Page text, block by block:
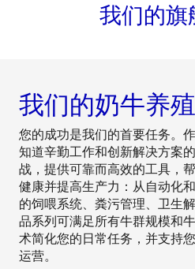
我们的旗
我们的奶牛养
您的成功是我们的首要任务。
知道辛勤工作和创新解决方案
战，提供可靠而高效的工具，
健康并提高生产力：从自动化
的饲喂系统、粪污管理、卫生
品系列可满足所有牛群规模和
术简化您的日常任务，并支持
运营。